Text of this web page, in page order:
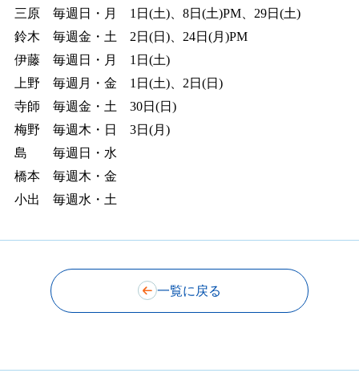
三原 毎週日・月 1日(土)、8日(土)PM、29日(土)
鈴木 毎週金・土 2日(日)、24日(月)PM
伊藤 毎週日・月 1日(土)
上野 毎週月・金 1日(土)、2日(日)
寺師 毎週金・土 30日(日)
梅野 毎週木・日 3日(月)
島 毎週日・水
橋本 毎週木・金
小出 毎週水・土
一覧に戻る